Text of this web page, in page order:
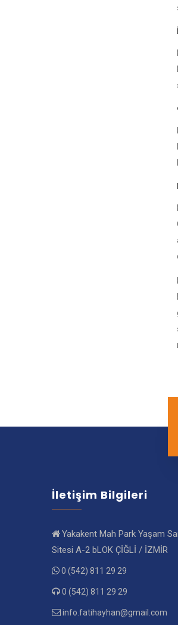
İletişim Bilgileri
Yakakent Mah Park Yaşam
Sitesi A-2 bLOK ÇİĞLİ / İZMİR
0 (542) 811 29 29
0 (542) 811 29 29
info.fatihayhan@gmail.com